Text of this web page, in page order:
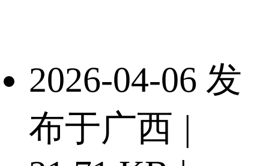
2026-04-06 发
布于广西 |